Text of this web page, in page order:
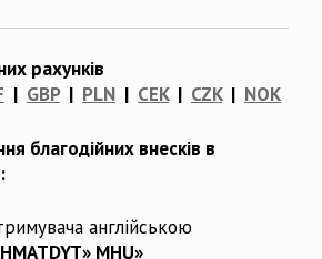
рахунків
| GBP| PLN | CEK| CZK| NOK
благодійних внесків в
англійською
MHU»